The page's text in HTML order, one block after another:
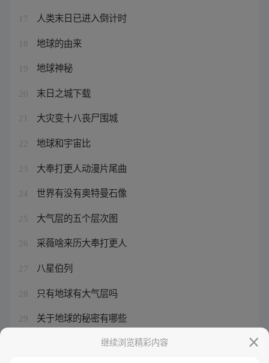
17 人类末日已进入倒计时
18 地球的由来
19 地球神秘
20 末日之城下载
21 大灾变十八丧尸围城
22 地球和宇宙比
23 大奉打更人动漫片尾曲
24 世界有没有奥特曼石像
25 大气层的五个层次图
26 采薇啥来历大奉打更人
27 八星伯列
28 只有地球有大气层吗
29 关于地球的秘密有哪些
继续浏览精彩内容